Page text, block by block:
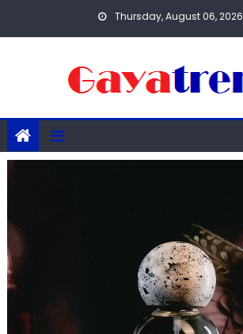
Thursday, August 06, 2026